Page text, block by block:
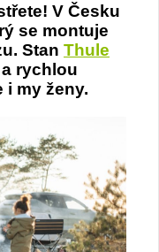
V Česku
se montuje
Stan Thule
rychlou
i my ženy.